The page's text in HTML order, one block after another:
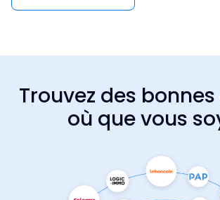
Trouvez des
où que vous